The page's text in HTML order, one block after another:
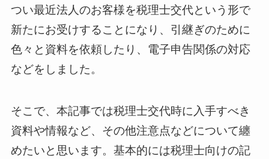
つい最近法人のお客様を税理士交代という形で
新たにお受けすることになり、引継ぎのために
色々と資料を依頼したり、電子申告関係の対応
などをしました。
そこで、本記事では税理士交代時に入手すべき
資料や情報など、その他注意点などについて纏
めたいと思います。基本的には税理士向けの記